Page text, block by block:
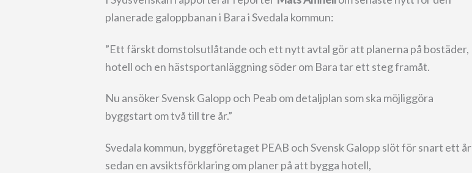
planerade galoppbanan i Bara i Svedala kommun:
”Ett färskt domstolsutlåtande och ett nytt avtal gör att planerna på bostäder,
hotell och en hästsportanläggning söder om Bara tar ett steg framåt.
Nu ansöker Svensk Galopp och Peab om detaljplan som ska möjliggöra
byggstart om två till tre år.”
Svedala kommun, byggföretaget PEAB och Svensk Galopp slöt för snart ett år
sedan en avsiktsförklaring om planer på att bygga hotell,